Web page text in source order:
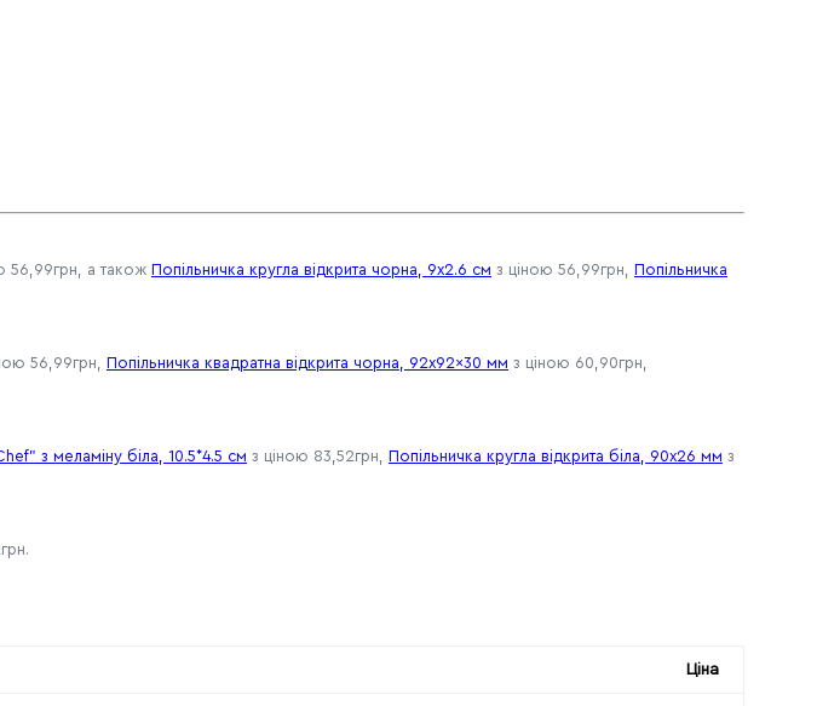
56,99грн, а також Попільничка кругла відкрита чорна, 9x2.6 см з ціною 56,99грн, Попільничка
56,99грн, Попільничка квадратна відкрита чорна, 92x92x30 мм з ціною 60,90грн,
з меламіну біла, 10.5*4.5 см з ціною 83,52грн, Попільничка кругла відкрита біла, 90x26 мм з
Ціна